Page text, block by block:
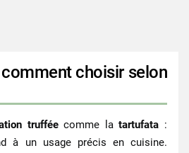
choisir selon
trufféecomme latartufata :
à un usage précis en cuisine.